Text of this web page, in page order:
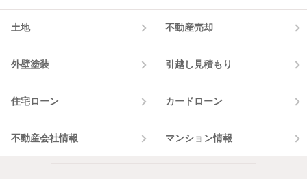
土地 不動産売却
外壁塗装 引越し見積もり
住宅ローン カードローン
不動産会社情報 マンション情報